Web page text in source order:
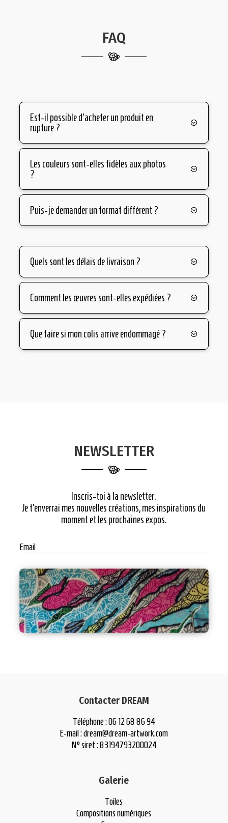
FAQ
Est-il possible d'acheter un produit en
rupture ?
Les couleurs sont-elles fidèles aux photos
?
Puis-je demander un format différent ?
Quels sont les délais de livraison ?
Comment les œuvres sont-elles expédiées ?
Que faire si mon colis arrive endommagé ?
NEWSLETTER
Inscris-toi à la newsletter.
Je t’enverrai mes nouvelles créations, mes inspirations du
moment et les prochaines expos.
Email
Contacter DREAM
Téléphone : 06 12 68 86 94
E-mail :dream@dream-artwork.com
N° siret : 83194793200024
Galerie
Toiles
Compositions numériques